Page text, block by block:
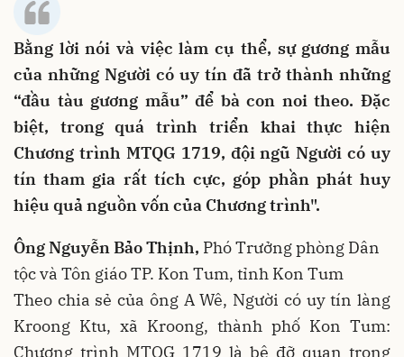
Bằng lời nói và việc làm cụ thể, sự gương mẫu
của những Người có uy tín đã trở thành những
“đầu tàu gương mẫu” để bà con noi theo. Đặc
biệt, trong quá trình triển khai thực hiện
Chương trình MTQG 1719, đội ngũ Người có uy
tín tham gia rất tích cực, góp phần phát huy
hiệu quả nguồn vốn của Chương trình".
Ông Nguyễn Bảo Thịnh, Phó Trưởng phòng Dân
tộc và Tôn giáo TP. Kon Tum, tỉnh Kon Tum
Theo chia sẻ của ông A Wê, Người có uy tín làng
Kroong Ktu, xã Kroong, thành phố Kon Tum:
Chương trình MTQG 1719 là bệ đỡ quan trọng